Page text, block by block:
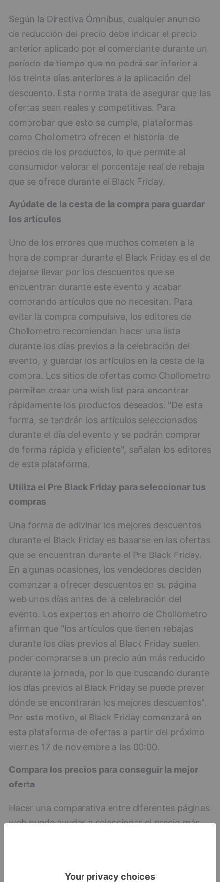
Según la Directiva Ómnibus, cualquier anuncio
de reducción del precio debe indicar el precio
anterior aplicado por el comerciante durante un
período de tiempo que no podrá ser inferior a
los treinta días anteriores a la aplicación del
descuento. Esta norma trata de asegurar que las
ofertas sean reales y competitivas. Para
comprobar que esto se cumple, plataformas
como Chollometro ofrecen el historial de
precios de los productos, lo que permite al
consumidor valorar el porcentaje real de rebaja
que se ofrece durante el Black Friday.
Ayúdate de la cesta de la compra para guardar
los artículos
Uno de los errores que muchos cometen a la
hora de comprar durante el Black Friday es el de
dejarse llevar por los descuentos que se
encuentran durante este evento y acabar
comprando artículos que no necesitan. Para
evitar la compra compulsiva, los editores de
Chollometro recomiendan hacer una lista
durante los días previos a la celebración del
evento, y guardar los artículos en la cesta de la
compra. Los sitios de ofertas como Chollometro
permiten crear una wish list para encontrar
rápidamente los productos deseados. "De esta
forma, se tendrán los artículos seleccionados
durante el día del evento y se podrán comprar
de forma rápida y eficiente", señalan los editores
de esta plataforma.
Utiliza el Pre Black Friday para seleccionar tus
compras
Una forma de adivinar los mejores descuentos
durante el Black Friday es basarse en las ofertas
que se encuentran durante el Pre Black Friday.
En algunas ocasiones, los vendedores deciden
comenzar a ofrecer descuentos en su página
web unos días antes de la celebración del
evento. Los expertos en ahorro de Chollometro
afirman que "los artículos que tienen rebajas
durante los días previos al Black Friday suelen
poder comprarse a un precio aún más reducido
durante la jornada, por lo que buscando durante
los días previos al Black Friday se puede prever
dónde se encontrarán los mejores descuentos".
Por este motivo, el Black Friday comenzará en
esta plataforma de ofertas a partir del próximo
viernes 17 de noviembre a las 00:00.
Compara los precios para conseguir la mejor
oferta
Hacer una comparativa entre diferentes páginas
web puede ayudar a seleccionar el precio más